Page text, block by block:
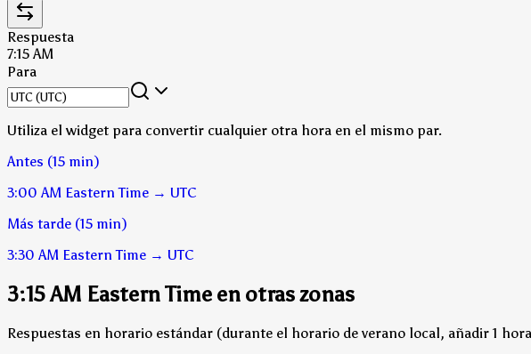
Respuesta
7:15 AM
Para
Utiliza el widget para convertir cualquier otra hora en el mismo par.
Antes (15 min)
3:00 AM Eastern Time → UTC
Más tarde (15 min)
3:30 AM Eastern Time → UTC
3:15 AM Eastern Time en otras zonas
Respuestas en horario estándar (durante el horario de verano local, añadir 1